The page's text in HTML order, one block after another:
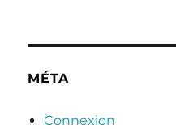
MÉTA
Connexion